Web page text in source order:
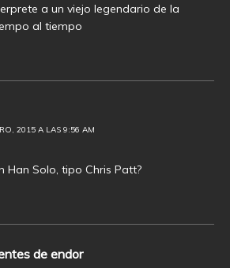
a un viejo legendario de la
al tiempo
2015 A LAS 9:56 AM
Han Solo, tipo Chris Patt?
de endor